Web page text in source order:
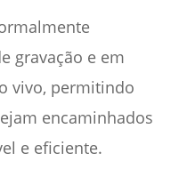
gravação e em
vivo, permitindo
encaminhados
e eficiente.